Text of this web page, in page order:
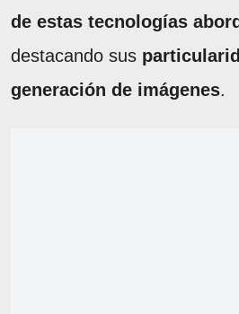
de estas tecnologías
destacando sus
generación de imágenes.